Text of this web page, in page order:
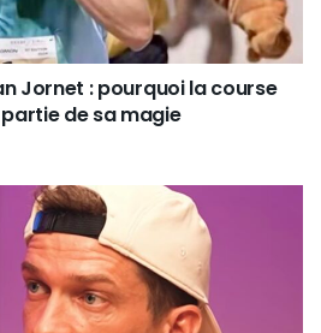
Jornet : pourquoi la course
de sa magie